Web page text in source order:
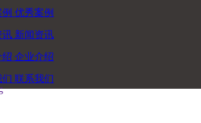
优秀案例
讯 新闻资讯
绍 企业介绍
们 联系我们